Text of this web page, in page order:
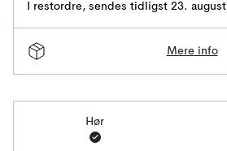
I restordre, sendes tidligst 23. august
Mere info
Hør